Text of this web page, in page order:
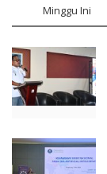
Minggu Ini